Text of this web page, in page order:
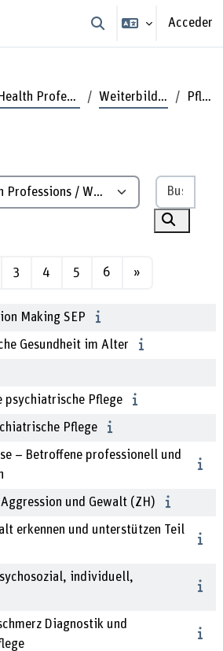
Selector de búsqueda
Acceder
G School of Health Professions Weiterbildung Pflege
2
3 Página 3
4 Página 4
5 Página 5
6 Página 6
»
Making SEP
Gesundheit im Alter
psychiatrische Pflege
Pflege
– Betroffene professionell und
und Gewalt (ZH)
erkennen und unterstützen Teil
individuell,
Diagnostik und